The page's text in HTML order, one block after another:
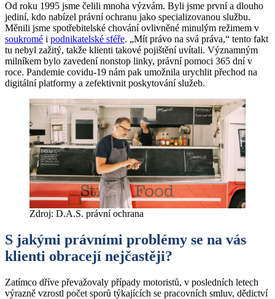
Od roku 1995 jsme čelili mnoha výzvám. Byli jsme první a dlouho
jediní, kdo nabízel právní ochranu jako specializovanou službu.
Měnili jsme spotřebitelské chování ovlivněné minulým režimem v
soukromé i podnikatelské sféře. „Mít právo na svá práva,“ tento fakt
tu nebyl zažitý, takže klienti takové pojištění uvítali. Významným
milníkem bylo zavedení nonstop linky, právní pomoci 365 dní v
roce. Pandemie covidu-19 nám pak umožnila urychlit přechod na
digitální platformy a zefektivnit poskytování služeb.
Zdroj: D.A.S. právní ochrana
S jakými právními problémy se na vás
klienti obracejí nejčastěji?
Zatímco dříve převažovaly případy motoristů, v posledních letech
výrazně vzrostl počet sporů týkajících se pracovních smluv, dědictví